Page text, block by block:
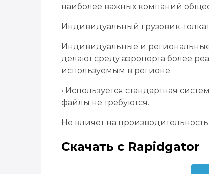
наиболее важных компаний
Индивидуальный грузовик-
Индивидуальные и
делают среду аэропорта более
используемым в регионе.
• Используется стандартная
файлы не требуются.
Не влияет на производительность.
Скачать с Rapidgator